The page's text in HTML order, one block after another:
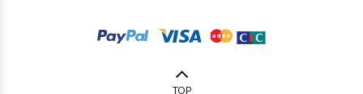
TOP